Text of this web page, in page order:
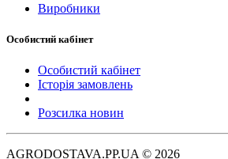
Виробники
Особистий кабінет
Особистий кабінет
Історія замовлень
Розсилка новин
AGRODOSTAVA.PP.UA © 2026